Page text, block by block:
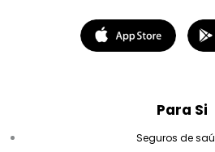
Para Si
Seguros de